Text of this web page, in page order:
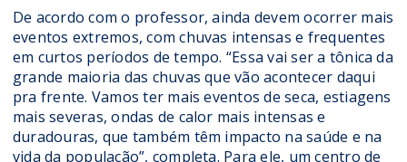
De acordo com o professor, ainda devem ocorrer mais
eventos extremos, com chuvas intensas e frequentes
em curtos períodos de tempo. “Essa vai ser a tônica da
grande maioria das chuvas que vão acontecer daqui
pra frente. Vamos ter mais eventos de seca, estiagens
mais severas, ondas de calor mais intensas e
duradouras, que também têm impacto na saúde e na
vida da população”, completa. Para ele, um centro de